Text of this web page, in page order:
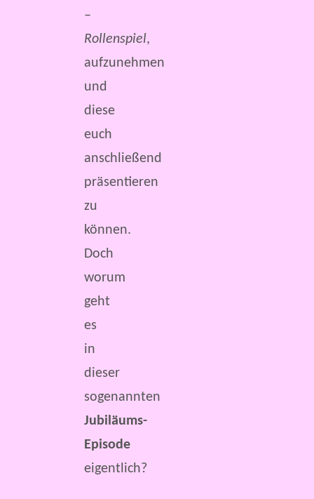
–
Rollenspiel,
aufzunehmen
und
diese
euch
anschließend
präsentieren
zu
können.
Doch
worum
geht
es
in
dieser
sogenannten
Jubiläums-
Episode
eigentlich?